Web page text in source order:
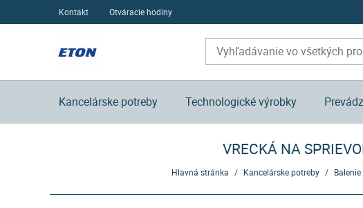
Kontakt Otváracie hodiny
Kancelárske potreby Technologické výrobky
VRECKÁ NA
Hlavná stránka / Kancelárske potreby /